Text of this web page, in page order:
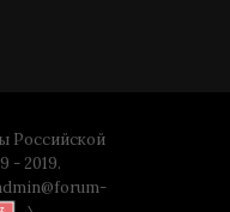
Российской
- 2019.